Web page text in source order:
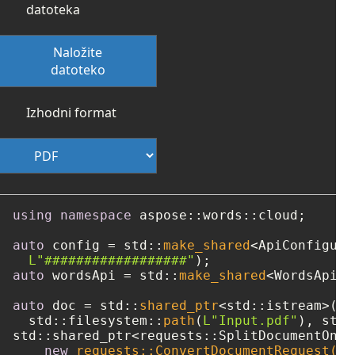
datoteka
Naložite
datoteko
Izhodni format
using namespace aspose::words::cloud;
auto config = std:: make_shared
L"##################"
auto wordsApi = std:: make_shared
auto doc = std:: shared_ptr<std::istream>(
  std::filesystem::
path ( L"Input.pdf"
new requests::ConvertDocumentRequest(